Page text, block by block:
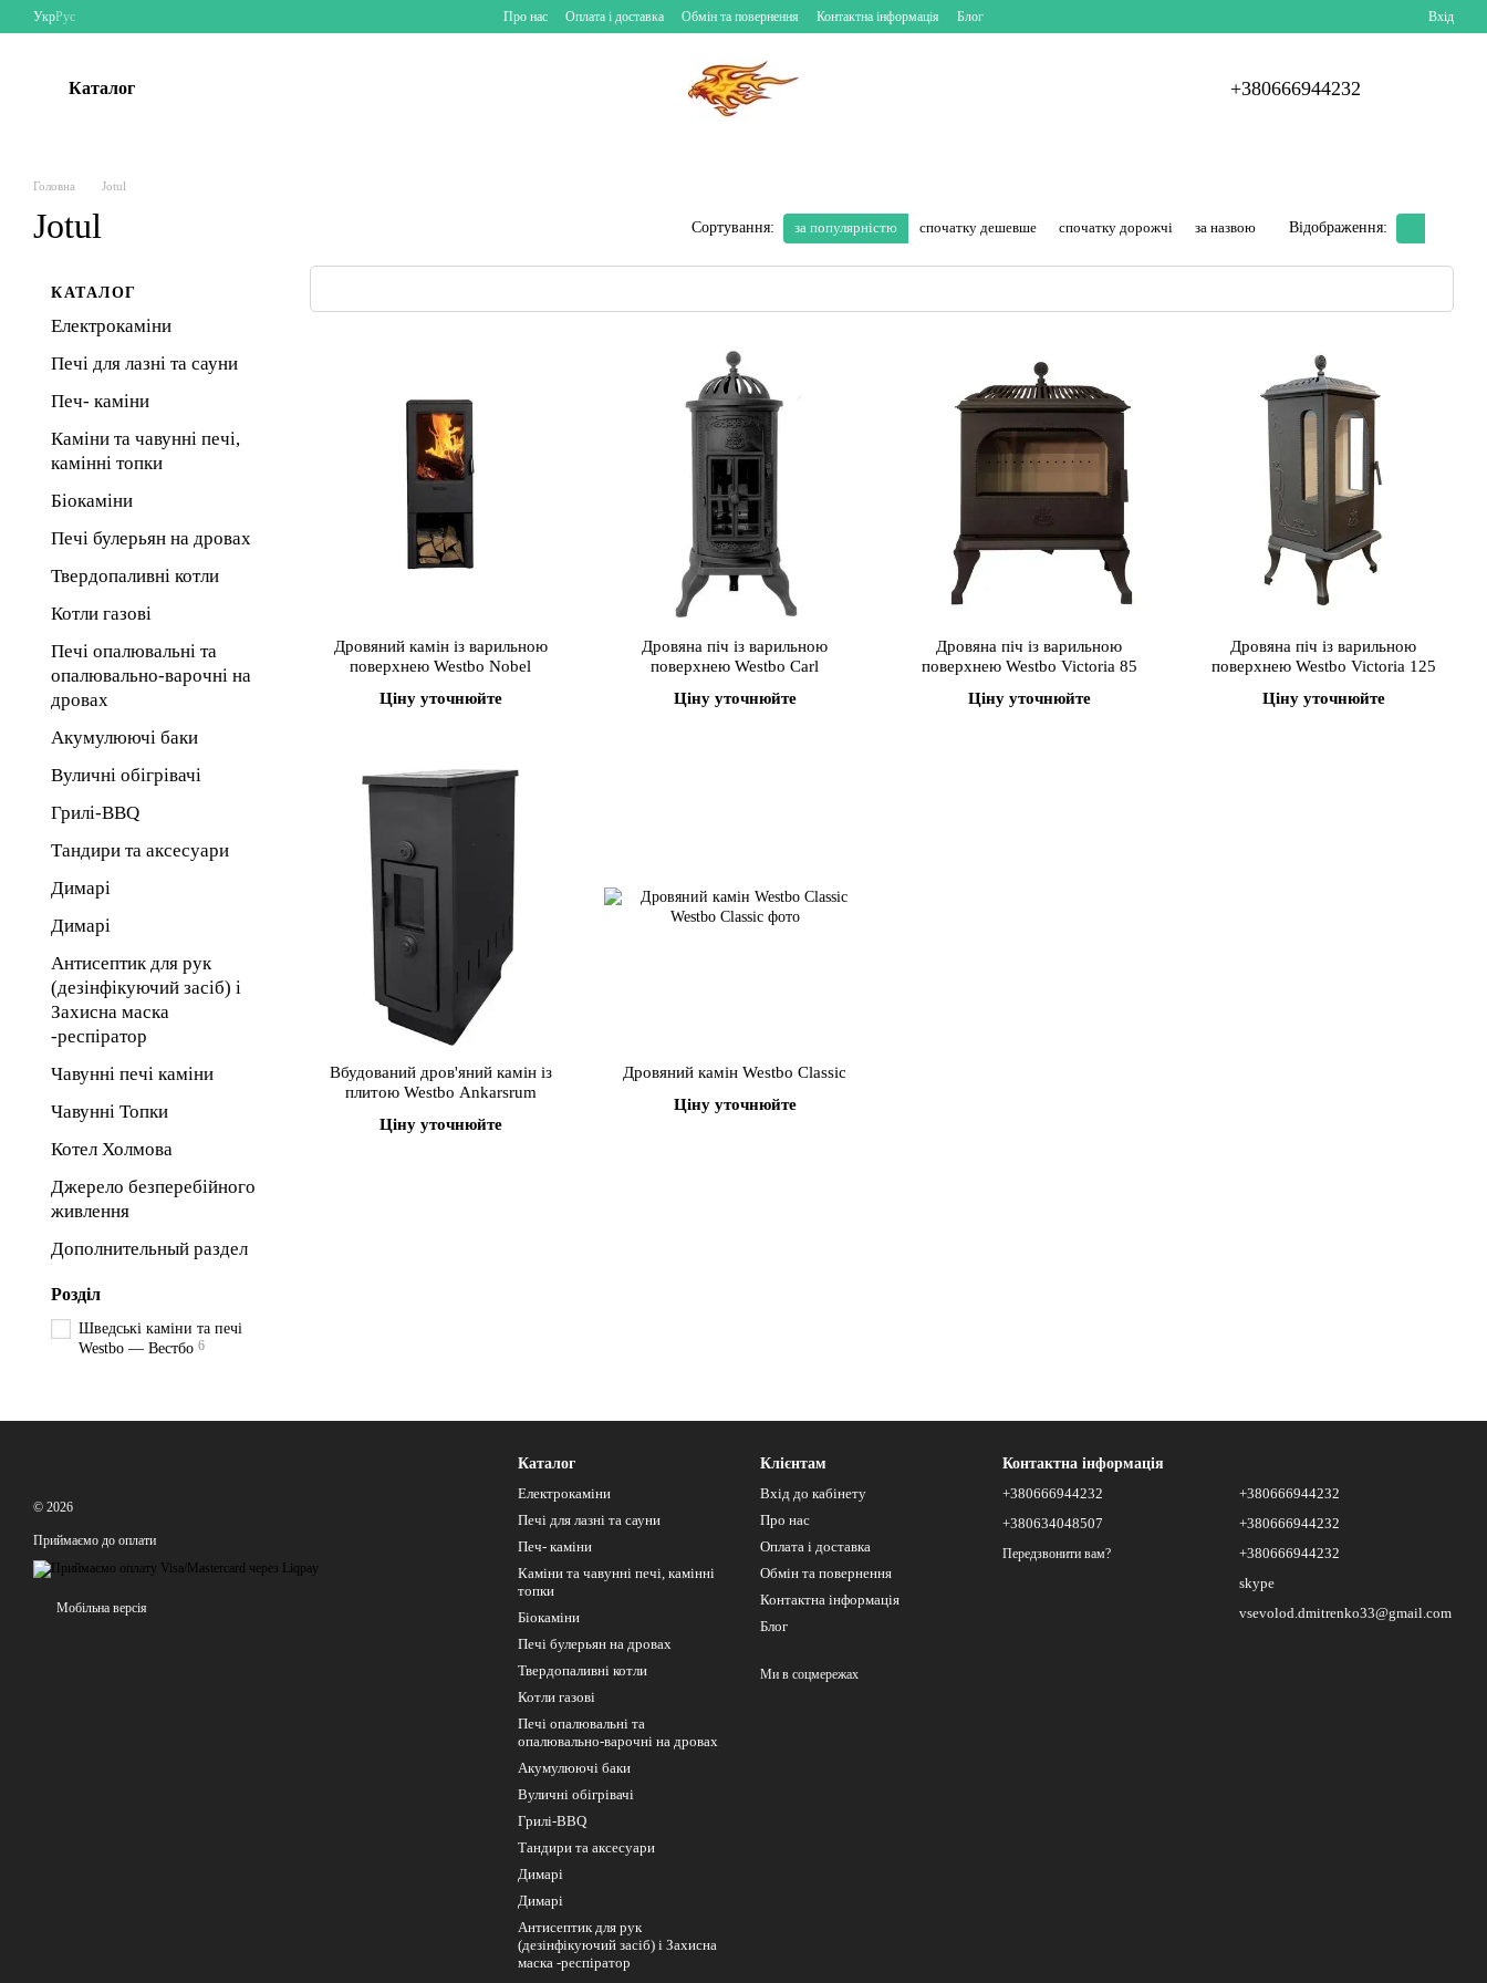
Перейти до основного контенту
УкрРус Про нас Оплата і доставка Обмін та повернення Контактна інформація Блог Вхід
Каталог +380666944232
Головна Jotul
Jotul Сортування: за популярністю спочатку дешевше спочатку дорожчі за назвою Відображення:
Дровяний камін із варильною
поверхнею Westbo Nobel
Ціну уточнюйте
Дровяна піч із варильною
поверхнею Westbo Carl
Ціну уточнюйте
Дровяна піч із варильною
поверхнею Westbo Victoria 85
Ціну уточнюйте
Дровяна піч із варильною
поверхнею Westbo Victoria 125
Ціну уточнюйте
Вбудований дров'яний камін із
плитою Westbo Ankarsrum
Ціну уточнюйте
Дровяний камін Westbo Classic
Ціну уточнюйте
КАТАЛОГ
Електрокаміни
Печі для лазні та сауни
Печ- каміни
Каміни та чавунні печі,
камінні топки
Біокаміни
Печі булерьян на дровах
Твердопаливні котли
Котли газові
Печі опалювальні та
опалювально-варочні на
дровах
Акумулюючі баки
Вуличні обігрівачі
Грилі-BBQ
Тандири та аксесуари
Димарі
Димарі
Антисептик для рук
(дезінфікуючий засіб) і
Захисна маска
-респіратор
Чавунні печі каміни
Чавунні Топки
Котел Холмова
Джерело безперебійного
живлення
Дополнительный раздел
Розділ
Шведські каміни та печі
Westbo — Вестбо 6
© 2026
Приймаємо до оплати
Мобільна версія
Каталог
Електрокаміни
Печі для лазні та сауни
Печ- каміни
Каміни та чавунні печі, камінні
топки
Біокаміни
Печі булерьян на дровах
Твердопаливні котли
Котли газові
Печі опалювальні та
опалювально-варочні на дровах
Акумулюючі баки
Вуличні обігрівачі
Грилі-BBQ
Тандири та аксесуари
Димарі
Димарі
Антисептик для рук
(дезінфікуючий засіб) і Захисна
маска -респіратор
Клієнтам
Вхід до кабінету
Про нас
Оплата і доставка
Обмін та повернення
Контактна інформація
Блог
Ми в соцмережах
Контактна інформація
+380666944232
+380634048507
Передзвонити вам?
+380666944232
+380666944232
+380666944232
skype
vsevolod.dmitrenko33@gmail.com